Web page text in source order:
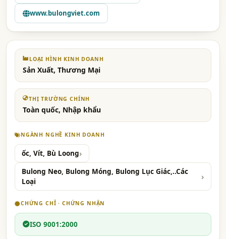
www.bulongviet.com
LOẠI HÌNH KINH DOANH
Sản Xuất, Thương Mại
THỊ TRƯỜNG CHÍNH
Toàn quốc, Nhập khẩu
NGÀNH NGHỀ KINH DOANH
ốc, Vít, Bù Loong
Bulong Neo, Bulong Móng, Bulong Lục Giác,..Các
Loại
CHỨNG CHỈ · CHỨNG NHẬN
ISO 9001:2000